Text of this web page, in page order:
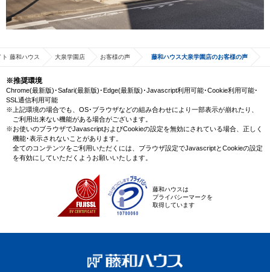
藤和ハウス 大泉学園店 お客様の声 藤和ハウス大泉学園店のお客様の声
※推奨環境
Chrome(最新版)･Safari(最新版)･Edge(最新版)･Javascript利用可能･Cookie利用可能･
SSL通信利用可能
※上記環境の場合でも、OS･ブラウザなどの組み合わせにより一部表示が崩れたり、
ご利用出来ない機能がある場合がございます。
※お使いのブラウザでJavascriptおよびCookieの設定を無効にされている場合、正しく
機能･表示されないことがあります。
全てのコンテンツをご利用いただくには、ブラウザ設定でJavascriptとCookieの設定
を有効にしていただくようお願いいたします。
藤和ハウスは
プライバシーマークを
取得しています